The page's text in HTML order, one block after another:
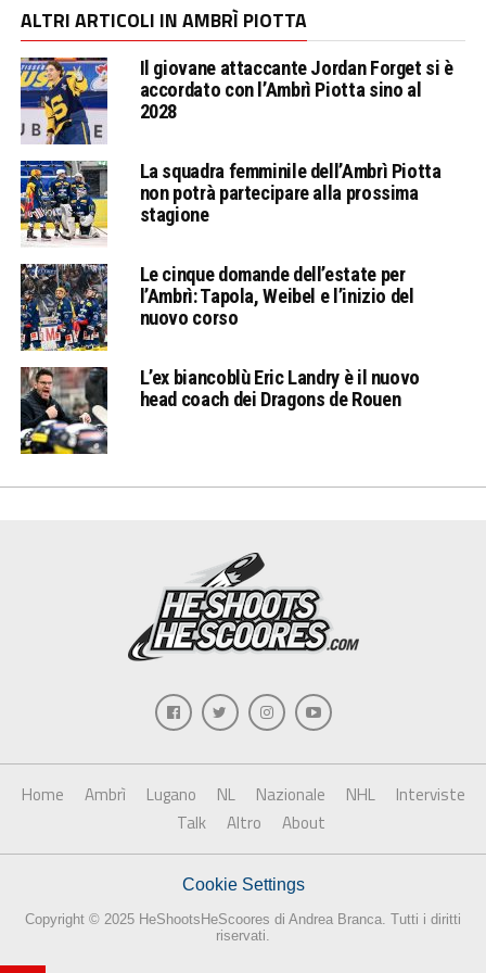
ALTRI ARTICOLI IN AMBRÌ PIOTTA
Il giovane attaccante Jordan Forget si è
accordato con l’Ambrì Piotta sino al
2028
La squadra femminile dell’Ambrì Piotta
non potrà partecipare alla prossima
stagione
Le cinque domande dell’estate per
l’Ambrì: Tapola, Weibel e l’inizio del
nuovo corso
L’ex biancoblù Eric Landry è il nuovo
head coach dei Dragons de Rouen
Home Ambrì Lugano NL Nazionale NHL
Interviste
Talk
Altro About
Cookie Settings
Copyright © 2025 HeShootsHeScoores di Andrea Branca. Tutti i diritti
riservati.